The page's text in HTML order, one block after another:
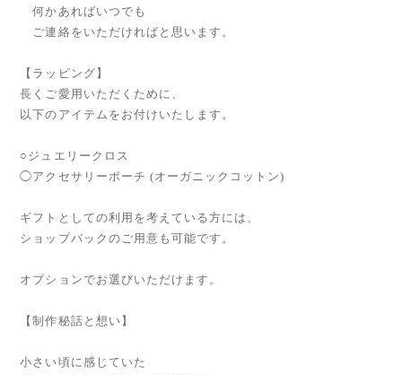
何かあればいつでも
ご連絡をいただければと思います。
【ラッピング】
長くご愛用いただくために、
以下のアイテムをお付けいたします。
○ジュエリークロス
◯アクセサリーポーチ (オーガニックコットン)
ギフトとしての利用を考えている方には、
ショップバックのご用意も可能です。
オプションでお選びいただけます。
【制作秘話と想い】
小さい頃に感じていた